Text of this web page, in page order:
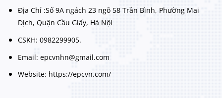
Địa Chỉ :Số 9A ngách 23 ngõ 58 Trần Bình, Phường Mai
Dịch, Quận Cầu Giấy, Hà Nội
CSKH: 0982299905.
Email: epcvnhn@gmail.com
Website: https://epcvn.com/